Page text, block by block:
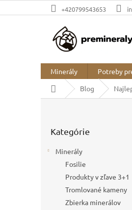
na
+420799543653
Minerály Potreby
DomovBlog
kategórie
Kategórie
Minerály
Fosilie
Produkty v zľave 3+1
Tromlované kameny
Zbierka minerálov